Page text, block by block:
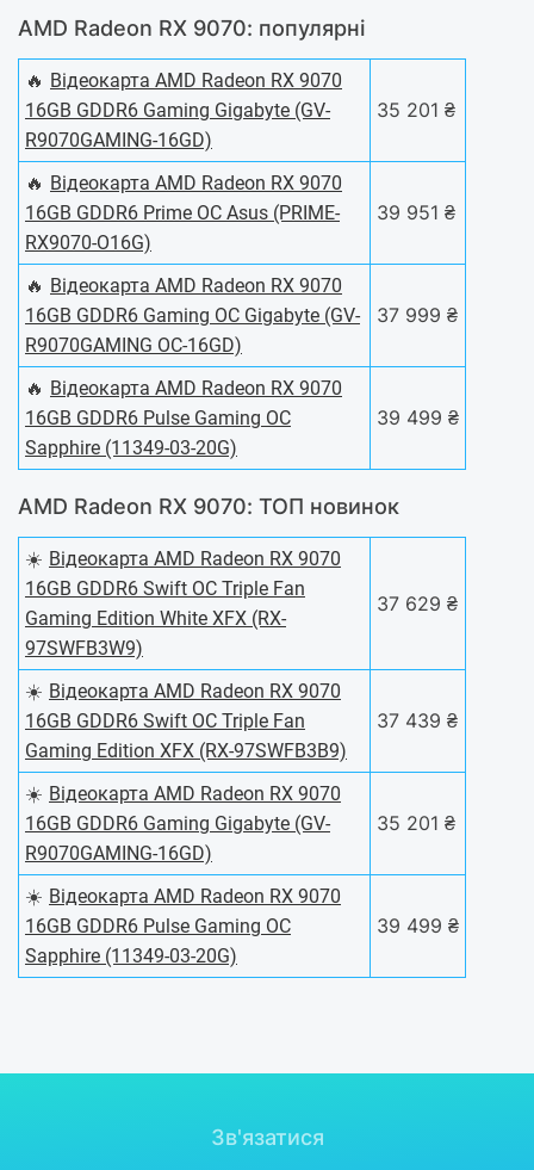
AMD Radeon RX 9070: популярні
🔥 Відеокарта AMD Radeon RX 9070
16GB GDDR6 Gaming Gigabyte (GV-
R9070GAMING-16GD)
35 201 ₴
🔥 Відеокарта AMD Radeon RX 9070
16GB GDDR6 Prime OC Asus (PRIME-
RX9070-O16G)
39 951 ₴
🔥 Відеокарта AMD Radeon RX 9070
16GB GDDR6 Gaming OC Gigabyte (GV-
R9070GAMING OC-16GD)
37 999 ₴
🔥 Відеокарта AMD Radeon RX 9070
16GB GDDR6 Pulse Gaming OC
Sapphire (11349-03-20G)
39 499 ₴
AMD Radeon RX 9070: ТОП новинок
☀️ Відеокарта AMD Radeon RX 9070
16GB GDDR6 Swift OC Triple Fan
Gaming Edition White XFX (RX-
97SWFB3W9)
37 629 ₴
☀️ Відеокарта AMD Radeon RX 9070
16GB GDDR6 Swift OC Triple Fan
Gaming Edition XFX (RX-97SWFB3B9)
37 439 ₴
☀️ Відеокарта AMD Radeon RX 9070
16GB GDDR6 Gaming Gigabyte (GV-
R9070GAMING-16GD)
35 201 ₴
☀️ Відеокарта AMD Radeon RX 9070
16GB GDDR6 Pulse Gaming OC
Sapphire (11349-03-20G)
39 499 ₴
Зв'язатися